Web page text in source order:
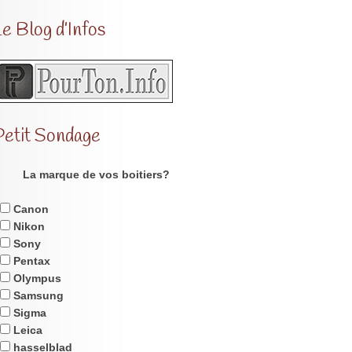
Blog d’Infos
Sondage
La marque de vos boitiers?
Canon
Nikon
Sony
Pentax
Olympus
Samsung
Sigma
Leica
hasselblad